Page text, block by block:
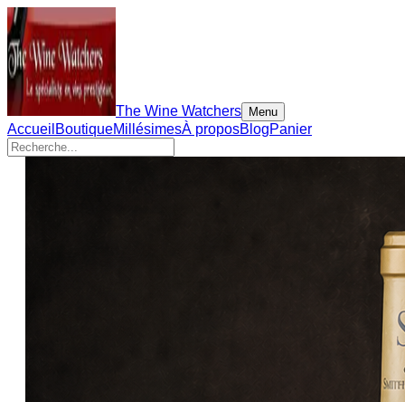
The Wine Watchers Menu
Accueil BoutiqueMillésimesÀ proposBlogPanier